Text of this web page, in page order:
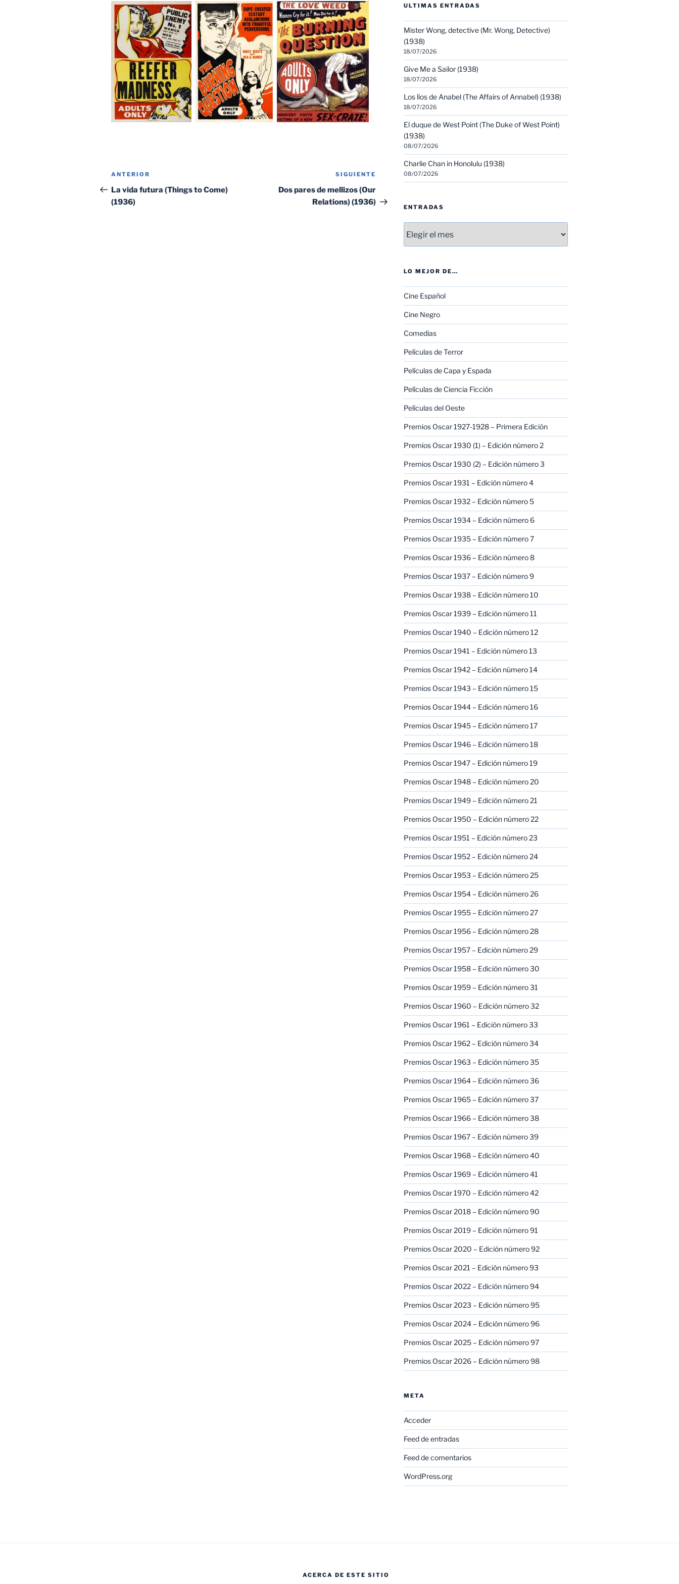
Navegación
de
entradas
Entrada
anterior:
ANTERIOR
La vida futura (Things to Come)
(1936)
Siguiente
entrada
SIGUIENTE
Dos pares de mellizos (Our
Relations) (1936)
ULTIMAS ENTRADAS
Mister Wong, detective (Mr. Wong, Detective)
(1938)
18/07/2026
Give Me a Sailor (1938)
18/07/2026
Los líos de Anabel (The Affairs of Annabel) (1938)
18/07/2026
El duque de West Point (The Duke of West Point)
(1938)
08/07/2026
Charlie Chan in Honolulu (1938)
08/07/2026
ENTRADAS
LO MEJOR DE…
Cine Español
Cine Negro
Comedias
Películas de Terror
Películas de Capa y Espada
Películas de Ciencia Ficción
Películas del Oeste
Premios Oscar 1927-1928 – Primera Edición
Premios Oscar 1930 (1) – Edición número 2
Premios Oscar 1930 (2) – Edición número 3
Premios Oscar 1931 – Edición número 4
Premios Oscar 1932 – Edición número 5
Premios Oscar 1934 – Edición número 6
Premios Oscar 1935 – Edición número 7
Premios Oscar 1936 – Edición número 8
Premios Oscar 1937 – Edición número 9
Premios Oscar 1938 – Edición número 10
Premios Oscar 1939 – Edición número 11
Premios Oscar 1940 – Edición número 12
Premios Oscar 1941 – Edición número 13
Premios Oscar 1942 – Edición número 14
Premios Oscar 1943 – Edición número 15
Premios Oscar 1944 – Edición número 16
Premios Oscar 1945 – Edición número 17
Premios Oscar 1946 – Edición número 18
Premios Oscar 1947 – Edición número 19
Premios Oscar 1948 – Edición número 20
Premios Oscar 1949 – Edición número 21
Premios Oscar 1950 – Edición número 22
Premios Oscar 1951 – Edición número 23
Premios Oscar 1952 – Edición número 24
Premios Oscar 1953 – Edición número 25
Premios Oscar 1954 – Edición número 26
Premios Oscar 1955 – Edición número 27
Premios Oscar 1956 – Edición número 28
Premios Oscar 1957 – Edición número 29
Premios Oscar 1958 – Edición número 30
Premios Oscar 1959 – Edición número 31
Premios Oscar 1960 – Edición número 32
Premios Oscar 1961 – Edición número 33
Premios Oscar 1962 – Edición número 34
Premios Oscar 1963 – Edición número 35
Premios Oscar 1964 – Edición número 36
Premios Oscar 1965 – Edición número 37
Premios Oscar 1966 – Edición número 38
Premios Oscar 1967 – Edición número 39
Premios Oscar 1968 – Edición número 40
Premios Oscar 1969 – Edición número 41
Premios Oscar 1970 – Edición número 42
Premios Oscar 2018 – Edición número 90
Premios Oscar 2019 – Edición número 91
Premios Oscar 2020 – Edición número 92
Premios Oscar 2021 – Edición número 93
Premios Oscar 2022 – Edición número 94
Premios Oscar 2023 – Edición número 95
Premios Oscar 2024 – Edición número 96
Premios Oscar 2025 – Edición número 97
Premios Oscar 2026 – Edición número 98
META
Acceder
Feed de entradas
Feed de comentarios
WordPress.org
ACERCA DE ESTE SITIO